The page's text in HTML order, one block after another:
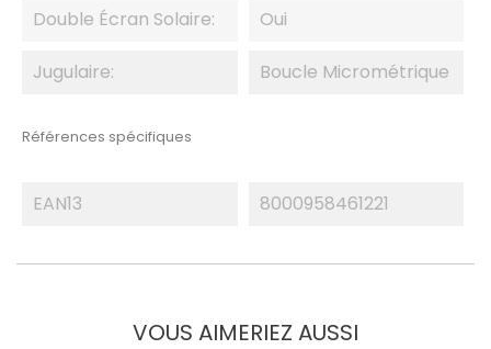
Double Écran Solaire: Oui
Jugulaire: Boucle Micrométrique
Références spécifiques
EAN13 8000958461221
VOUS AIMERIEZ AUSSI